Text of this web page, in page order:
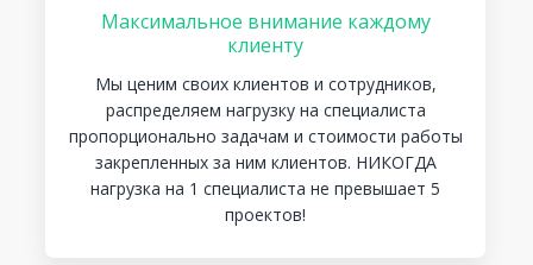
Максимальное внимание каждому
клиенту
Мы ценим своих клиентов и сотрудников,
распределяем нагрузку на специалиста
пропорционально задачам и стоимости работы
закрепленных за ним клиентов. НИКОГДА
нагрузка на 1 специалиста не превышает 5
проектов!